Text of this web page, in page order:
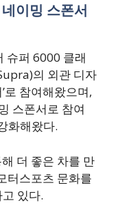
이밍 스폰서
슈퍼 6000 클래
의 외관 디자
로 참여해왔으며,
스폰서로 참여
화해왔다.
더 좋은 차를 만
터스포츠 문화를
있다.